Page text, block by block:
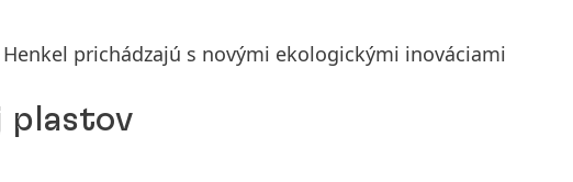
prichádzajú s novými ekologickými inováciami
plastov